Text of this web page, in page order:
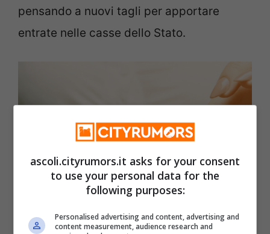
pensando a nuovi tagli per apportare
entrate nelle casse dello Stato.
Il governo ha deciso di tagliare dei bonus fiscali –
ascoli.cityrumors.it
ascoli.cityrumors.it asks for your consent
to use your personal data for the
following purposes:
Personalised advertising and content, advertising and
content measurement, audience research and